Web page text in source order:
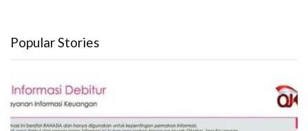
Popular Stories